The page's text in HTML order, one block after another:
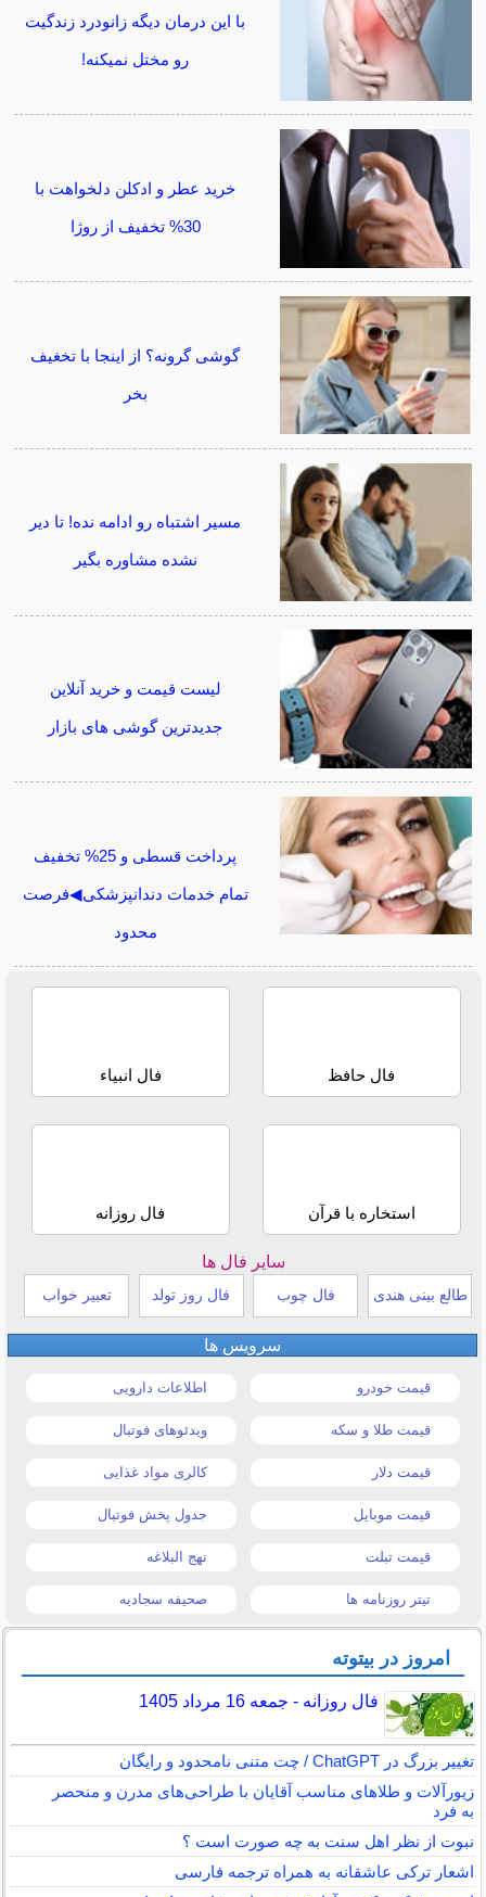
با این درمان دیگه زانودرد زندگیت
رو مختل نمیکنه!
خرید عطر و ادکلن دلخواهت با
30% تخفیف از روژا
گوشی گرونه؟ از اینجا با تخغیف
بخر
مسیر اشتباه رو ادامه نده! تا دیر
نشده مشاوره بگیر
لیست قیمت و خرید آنلاین
جدیدترین گوشی های بازار
پرداخت قسطی و 25% تخفیف
تمام خدمات دندانپزشکی◀فرصت
محدود
فال حافظ فال انبیاء
استخاره با قرآن فال روزانه
سایر فال ها
طالع بینی هندی فال چوب فال روز تولد تعبیر خواب
سرویس ها
قیمت خودرو اطلاعات دارویی
قیمت طلا و سکه ویدئوهای فوتبال
قیمت دلار کالری مواد غذایی
قیمت موبایل جدول پخش فوتبال
قیمت تبلت نهج البلاغه
تیتر روزنامه ها صحیفه سجادیه
امروز در بیتوته
فال روزانه - جمعه 16 مرداد 1405
تغییر بزرگ در ChatGPT / چت متنی نامحدود و رایگان
زیورآلات و طلاهای مناسب آقایان با طراحی‌های مدرن و منحصر
به فرد
نبوت از نظر اهل سنت به چه صورت است ؟
اشعار ترکی عاشقانه به همراه ترجمه فارسی